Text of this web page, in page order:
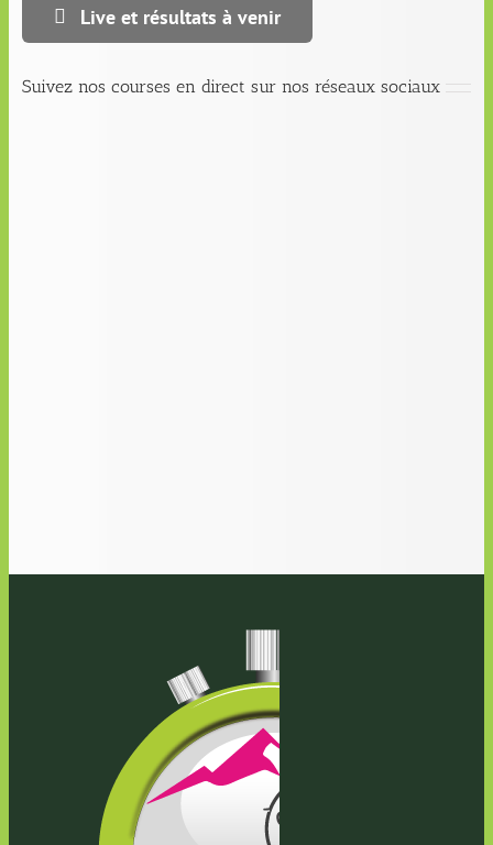
Live et résultats à venir
Suivez nos courses en direct sur nos réseaux sociaux